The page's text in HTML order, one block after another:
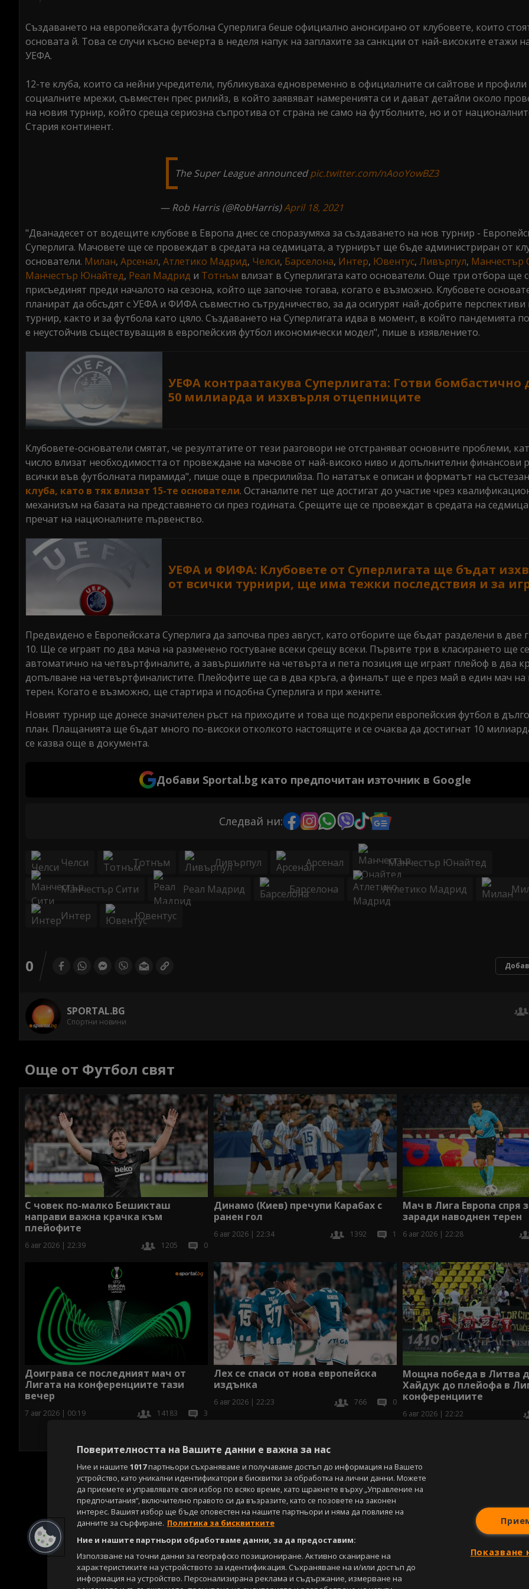
Създаването на европейската футболна Суперлига беше официално анонсирано от клубовете, които
основата й. Това се случи късно вечерта в неделя напук на заплахите за санкции от най-високите етажи
УЕФА.
12-те клуба, които са нейни учредители, публикуваха едновременно в официалните си сайтове и профили
социалните мрежи, съвместен прес рилийз, в който заявяват намеренията си и дават детайли около
на новия турнир, който среща сериозна съпротива от страна не само на футболните, но и от
Стария континент.
The Super League announcedpic.twitter.com/nAooYowBZ3
— Rob Harris (@RobHarris)April 18, 2021
"Дванадесет от водещите клубове в Европа днес се споразумяха за създаването на нов турнир -
Суперлига. Мачовете ще се провеждат в средата на седмицата, а турнирът ще бъде администриран от
основатели. Милан, Арсенал, Атлетико Мадрид, Челси, Барселона, Интер, Ювентус, Ливърпул, Манчестър
Манчестър Юнайтед, Реал Мадрид и Тотнъм влизат в Суперлигата като основатели. Още три отбора ще
присъединят преди началото на сезона, който ще започне тогава, когато е възможно. Клубовете
планират да обсъдят с УЕФА и ФИФА съвместно сътрудничество, за да осигурят най-добрите
турнир, както и за футбола като цяло. Създаването на Суперлигата идва в момент, в който пандемията
е неустойчив съществуващия в европейския футбол икономически модел", пише в изявлението.
УЕФА контраатакува Суперлигата: Готви бомбастично
50 милиарда и изхвърля отцепниците
Клубовете-основатели смятат, че резултатите от тези разговори не отстраняват основните проблеми,
число влизат необходимостта от провеждане на мачове от най-високо ниво и допълнителни финансови
всички във футболната пирамида", пише още в пресрилийза. По нататък е описан и форматът на
клуба, като в тях влизат 15-те основатели. Останалите пет ще достигат до участие чрез
механизъм на базата на представянето си през годината. Срещите ще се провеждат в средата на
пречат на националните първенство.
УЕФА и ФИФА: Клубовете от Суперлигата ще бъдат
от всички турнири, ще има тежки последствия и за
Предвидено е Европейската Суперлига да започва през август, като отборите ще бъдат разделени в две
10. Ще се играят по два мача на разменено гостуване всеки срещу всеки. Първите три в класирането ще
автоматично на четвъртфиналите, а завършилите на четвърта и пета позиция ще играят плейоф в два
допълване на четвъртфиналистите. Плейофите ще са в два кръга, а финалът ще е през май в един мач на
терен. Когато е възможно, ще стартира и подобна Суперлига и при жените.
Новият турнир ще донесе значителен ръст на приходите и това ще подкрепи европейския футбол в
план. Плащанията ще бъдат много по-високи отколкото настоящите и се очаква да достигнат 10
се казва още в документа.
Добави Sportal.bg като предпочитан източник в Google
Следвай ни:
Челси Тотнъм Ливърпул Арсенал Манчестър Юнайтед
Манчестър Сити Реал Мадрид Барселона Атлетико Мадрид
Интер Ювентус
0
SPORTAL.BG
Спортни новини
Още от Футбол свят
С човек по-малко Бешикташ
направи важна крачка към
плейофите
6 авг 2026 | 22:39 1205 0
Динамо (Киев) пречупи Карабах с
ранен гол
6 авг 2026 | 22:34 1392 1
Мач в Лига Европа спря
заради наводнен терен
6 авг 2026 | 22:28
Доиграва се последният мач от
Лигата на конференциите тази
вечер
7 авг 2026 | 00:19 14183 3
Лех се спаси от нова европейска
издънка
6 авг 2026 | 22:23 766 0
Мощна победа в Литва
Хайдук до плейофа в
конференциите
6 авг 2026 | 22:22
Поверителността на Вашите данни е важна за нас
Ние и нашите 1017партньори съхраняваме и получаваме достъп до информация на Вашето
устройство, като уникални идентификатори в бисквитки за обработка на лични данни. Можете
да приемете и управлявате своя избор по всяко време, като щракнете върху „Управление на
предпочитания“, включително правото си да възразите, като се позовете на законен
интерес. Вашият избор ще бъде оповестен на нашите партньори и няма да повлияе на
данните за сърфиране. Политика за бисквитките
Ние и нашите партньори обработваме данни, за да предоставим:
Използване на точни данни за географско позициониране. Активно сканиране на
характеристиките на устройството за идентификация. Съхраняване на и/или достъп до
информация на устройство. Персонализирана реклама и съдържание, измерване на
Показване